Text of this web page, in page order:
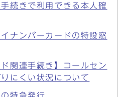
続きで利用できる本人確
ナンバーカードの特設窓
関連手続き】コールセン
にくい状況について